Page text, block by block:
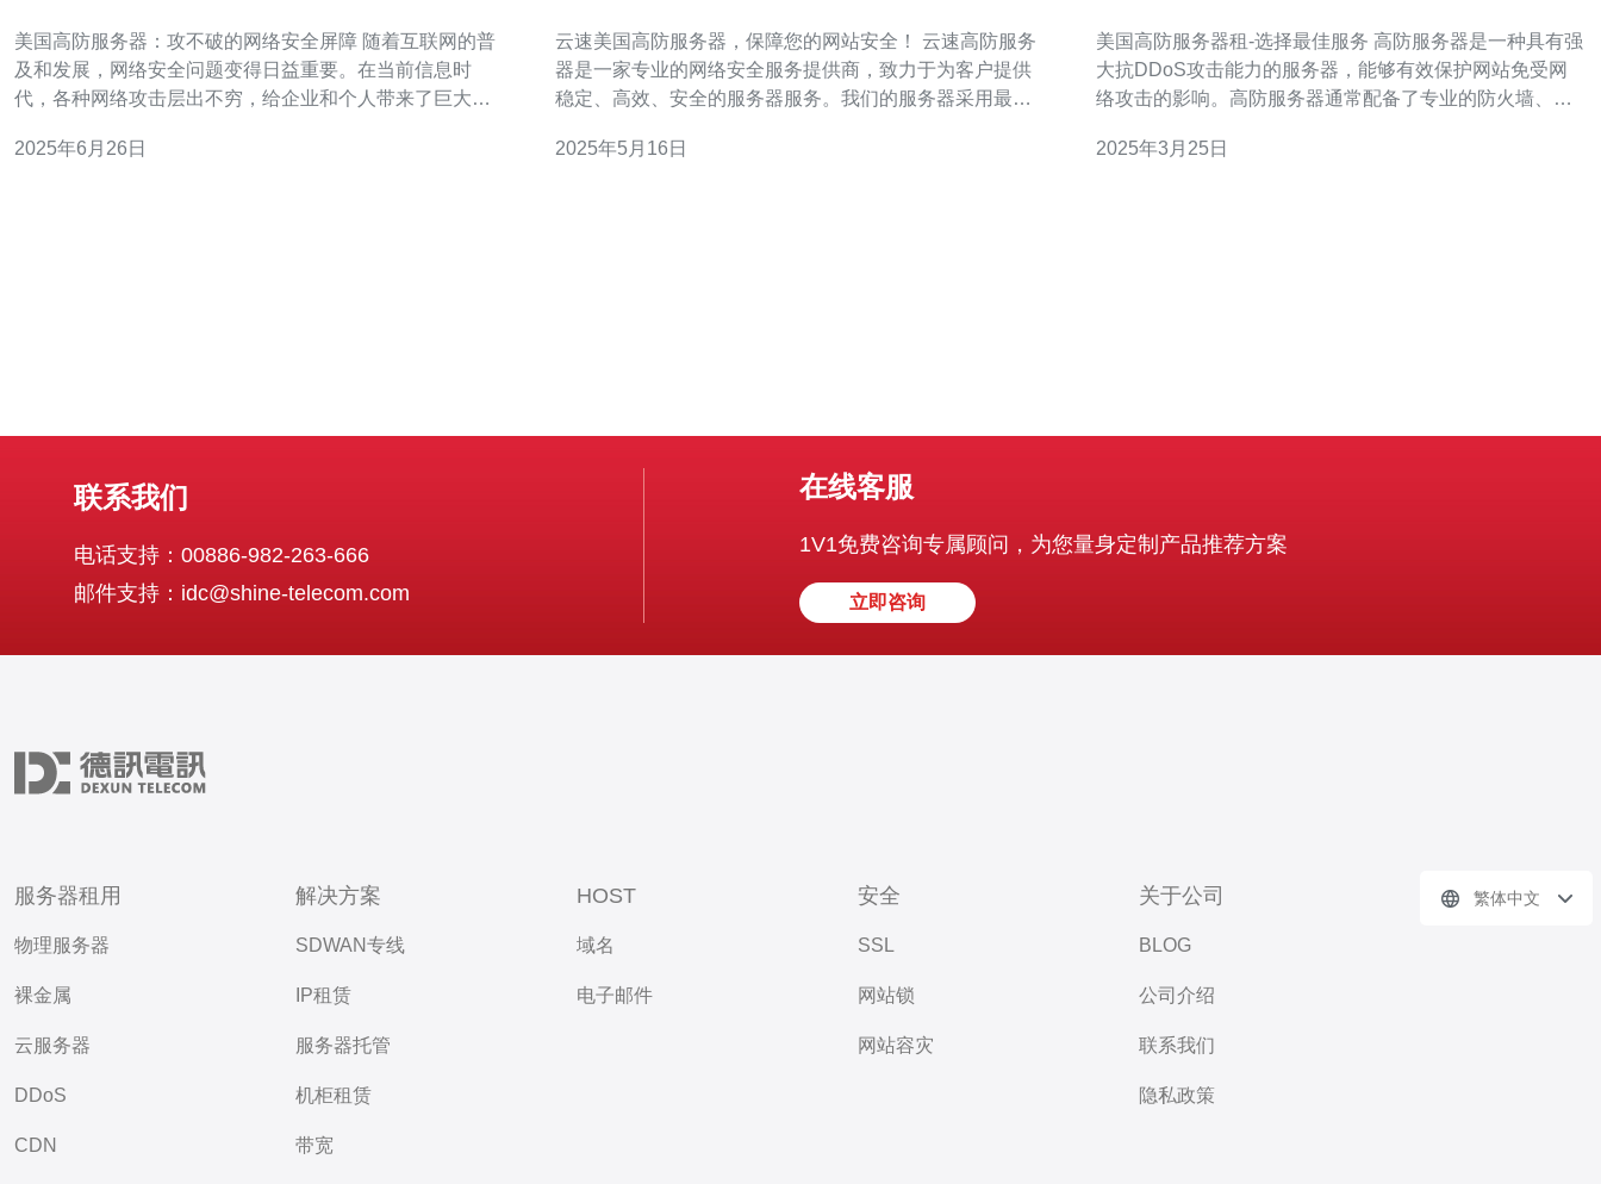
美国高防服务器：攻不破的网络安全屏障 随着互联网的普
及和发展，网络安全问题变得日益重要。在当前信息时
代，各种网络攻击层出不穷，给企业和个人带来了巨大的
重要手段。 美国作为网络技术发达的国家，拥有许多优秀
2025年6月26日
云速美国高防服务器，保障您的网站安全！ 云速高防服务
器是一家专业的网络安全服务提供商，致力于为客户提供
稳定、高效、安全的服务器服务。我们的服务器采用最先
2025年5月16日
美国高防服务器租-选择最佳服务 高防服务器是一种具有强
大抗DDoS攻击能力的服务器，能够有效保护网站免受网
络攻击的影响。高防服务器通常配备了专业的防火墙、入
流量，确保网站的正常运行。 美国作为全球最大的互联网
2025年3月25日
联系我们
电话支持：00886-982-263-666
邮件支持：idc@shine-telecom.com
在线客服
1V1免费咨询专属顾问，为您量身定制产品推荐方案
立即咨询
服务器租用
物理服务器
裸金属
云服务器
DDoS
CDN
解决方案
SDWAN专线
IP租赁
服务器托管
机柜租赁
带宽
HOST
域名
电子邮件
安全
SSL
网站锁
网站容灾
关于公司
BLOG
公司介绍
联系我们
隐私政策
繁体中文